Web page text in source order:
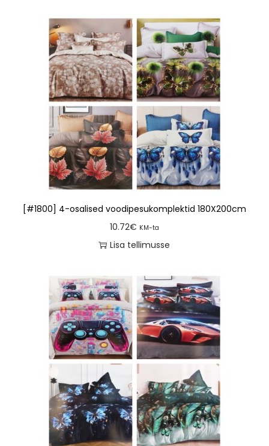
[#1800] 4-osalised voodipesukomplektid 180X200cm
10.72€ KM-ta
Lisa tellimusse